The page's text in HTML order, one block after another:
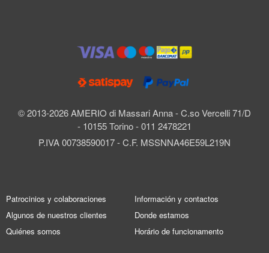
© 2013-2026 AMERIO di Massari Anna - C.so Vercelli 71/D
- 10155 Torino - 011 2478221
P.IVA 00738590017 - C.F. MSSNNA46E59L219N
Patrocinios y colaboraciones
Algunos de nuestros clientes
Quiénes somos
Información y contactos
Donde estamos
Horário de funcionamento